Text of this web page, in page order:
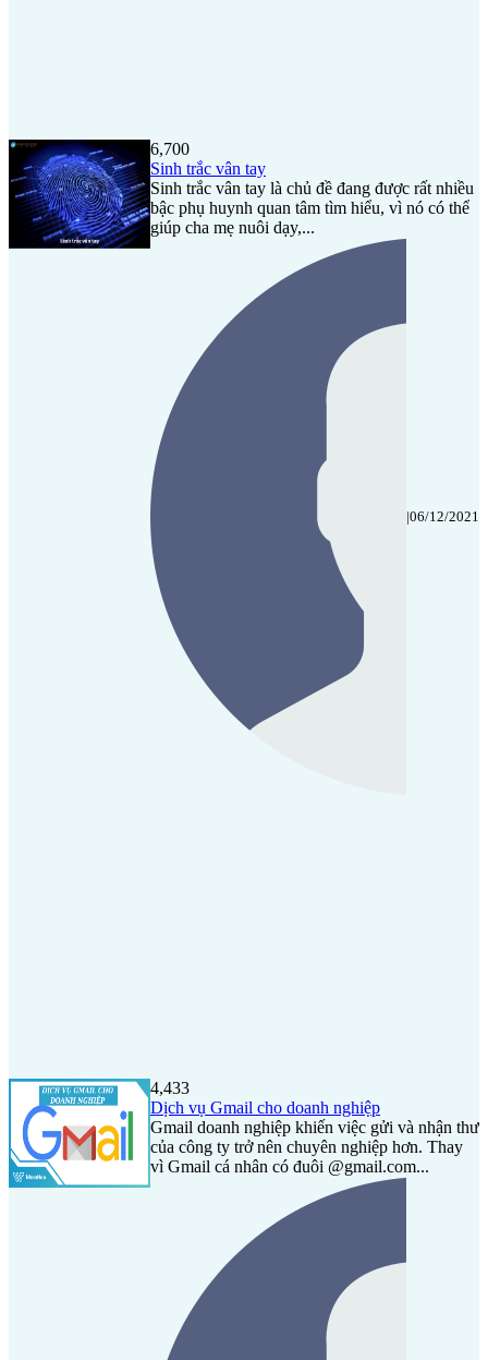
6,700
Sinh trắc vân tay
Sinh trắc vân tay là chủ đề đang được rất nhiều
bậc phụ huynh quan tâm tìm hiểu, vì nó có thể
giúp cha mẹ nuôi dạy,...
|06/12/2021
4,433
Dịch vụ Gmail cho doanh nghiệp
Gmail doanh nghiệp khiến việc gửi và nhận thư
của công ty trở nên chuyên nghiệp hơn. Thay
vì Gmail cá nhân có đuôi @gmail.com...